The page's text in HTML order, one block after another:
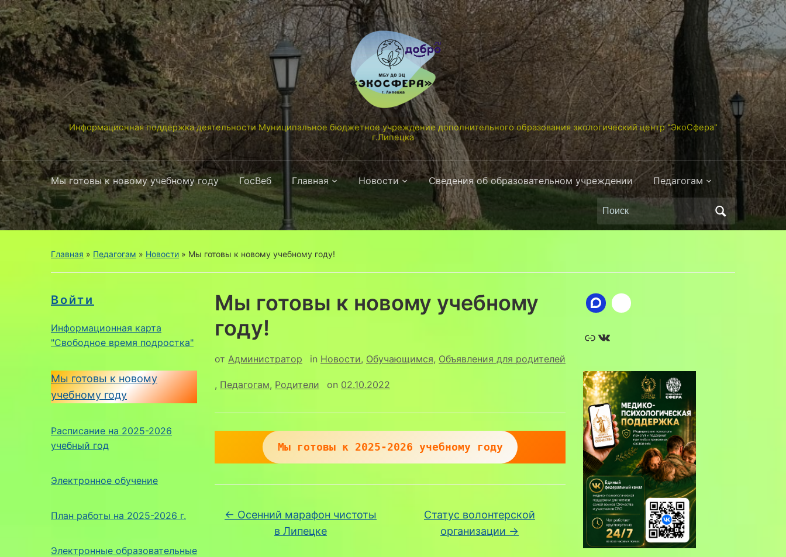
Информационная поддержка деятельности Муниципальное бюджетное учреждение дополнительного образования экологический центр "ЭкоСфера"
г.Липецка
Мы готовы к новому учебному году ГосВеб Главная Новости Сведения об образовательном учреждении Педагогам
Поиск
по:
Главная » Педагогам » Новости » Мы готовы к новому учебному году!
Войти
Информационная карта
"Свободное время подростка"
Мы готовы к новому
учебному году
Расписание на 2025-2026
учебный год
Электронное обучение
План работы на 2025-2026 г.
Электронные образовательные
Мы готовы к новому учебному
году!
от Администратор in Новости, Обучающимся, Объявления для родителей
, Педагогам, Родители on 02.10.2022
Мы готовы к 2025-2026 учебному году
← Осенний марафон чистоты
в Липецке
Статус волонтерской
организации →
Ссылка